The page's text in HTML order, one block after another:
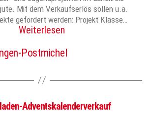
Mit dem Verkaufserlös sollen u.a.
gefördert werden: Projekt Klasse…
Weiterlesen
Postmichel
Adventskalenderverkauf